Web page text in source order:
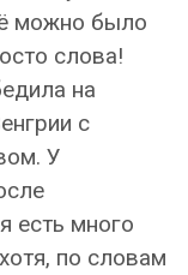
можно было
слова!
на
с
У
есть много
по словам